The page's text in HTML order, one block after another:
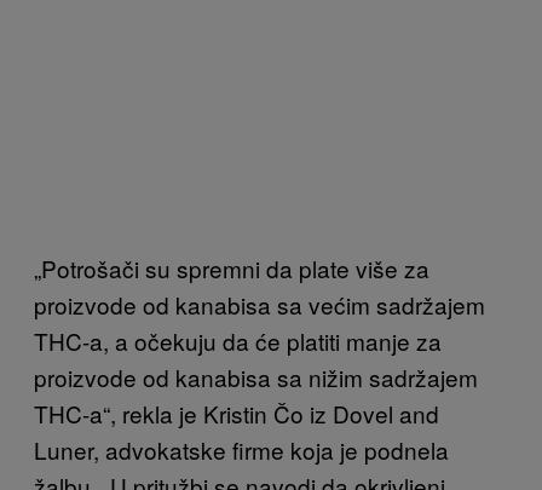
„Potrošači su spremni da plate više za
proizvode od kanabisa sa većim sadržajem
THC-a, a očekuju da će platiti manje za
proizvode od kanabisa sa nižim sadržajem
THC-a“, rekla je Kristin Čo iz Dovel and
Luner, advokatske firme koja je podnela